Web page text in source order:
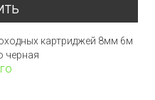
картриджей 8мм 6м
черная